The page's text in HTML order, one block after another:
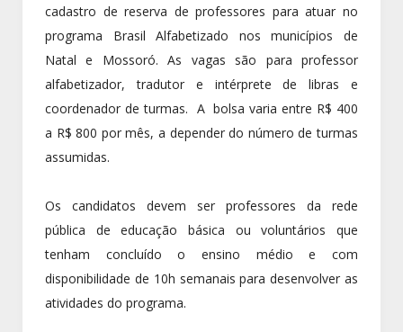
cadastro de reserva de professores para atuar no
programa Brasil Alfabetizado nos municípios de
Natal e Mossoró. As vagas são para professor
alfabetizador, tradutor e intérprete de libras e
coordenador de turmas. A bolsa varia entre R$ 400
a R$ 800 por mês, a depender do número de turmas
assumidas.
Os candidatos devem ser professores da rede
pública de educação básica ou voluntários que
tenham concluído o ensino médio e com
disponibilidade de 10h semanais para desenvolver as
atividades do programa.